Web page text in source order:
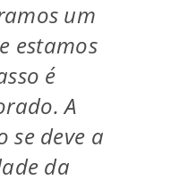
um
estamos
é
A
se deve a
da